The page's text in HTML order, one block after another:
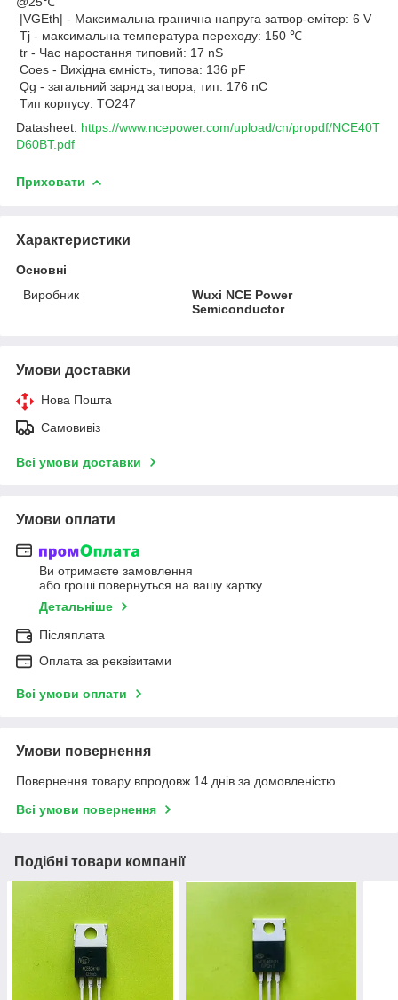
|VGEth| - Максимальна гранична напруга затвор-емітер: 6 V
Tj - максимальна температура переходу: 150 ℃
tr - Час наростання типовий: 17 nS
Coes - Вихідна ємність, типова: 136 pF
Qg - загальний заряд затвора, тип: 176 nC
Тип корпусу: TO247
Datasheet: https://www.ncepower.com/upload/cn/propdf/NCE40T
D60BT.pdf
Приховати
Характеристики
Основні
Виробник
Wuxi NCE Power
Semiconductor
Умови доставки
Нова Пошта
Самовивіз
Всі умови доставки
Умови оплати
Ви отримаєте замовлення
або гроші повернуться на вашу картку
Детальніше
Післяплата
Оплата за реквізитами
Всі умови оплати
Умови повернення
Повернення товару впродовж 14 днів за домовленістю
Всі умови повернення
Подібні товари компанії